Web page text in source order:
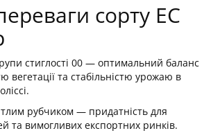
сорту ЕС
стиглості 00 — оптимальний баланс
вегетації та стабільністю урожаю в
рубчиком — придатність для
та вимогливих експортних ринків.